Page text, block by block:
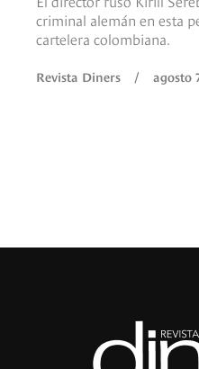
criminal alemán en esta
cartelera colombiana.
Revista Diners / agosto